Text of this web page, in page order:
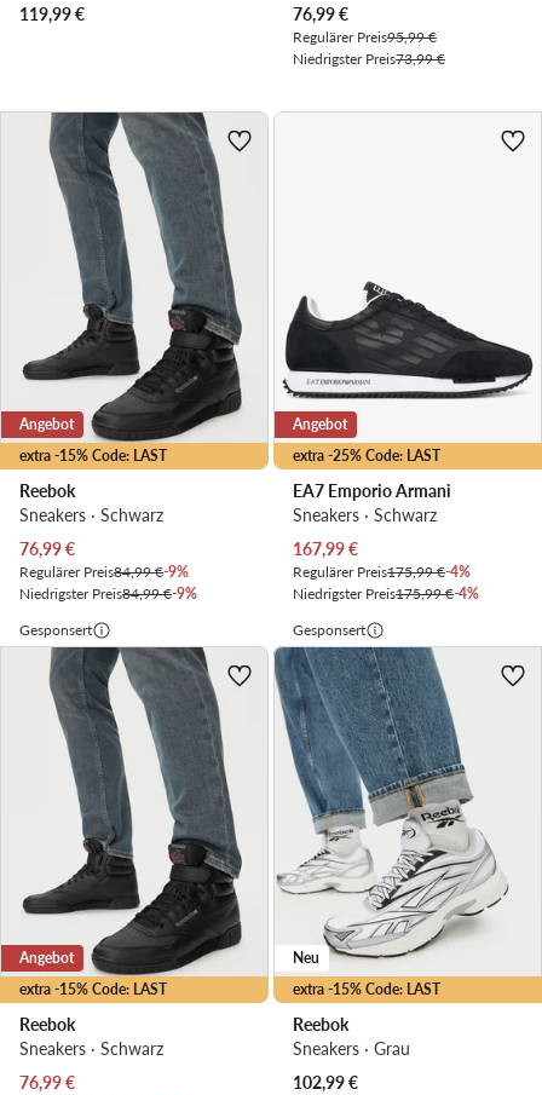
119,99€
Aktueller Preis
76,99€
Regulärer Preis95,99 €
Niedrigster Preis73,99 €
extra -15% Code: LAST
Angebot
Reebok
Sneakers · Schwarz
Aktueller Preis
76,99€
Regulärer Preis84,99 €-9%
Niedrigster Preis84,99 €-9%
extra -25% Code: LAST
Angebot
EA7 Emporio Armani
Sneakers · Schwarz
Aktueller Preis
167,99€
Regulärer Preis175,99 €-4%
Niedrigster Preis175,99 €-4%
Gesponsert
extra -15% Code: LAST
Angebot
Reebok
Sneakers · Schwarz
Aktueller Preis
76,99€
Gesponsert
extra -15% Code: LAST
Neu
Reebok
Sneakers · Grau
102,99€